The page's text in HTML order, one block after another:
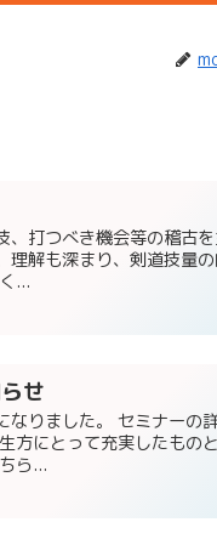
、打つべき機会等の稽古
理解も深まり、剣道技量
...
せ
なりました。 セミナーの
方にとって充実したもの
ら...